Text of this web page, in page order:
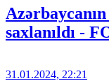
Azərbaycanın
saxlanıldı -
31.01.2024, 22:21